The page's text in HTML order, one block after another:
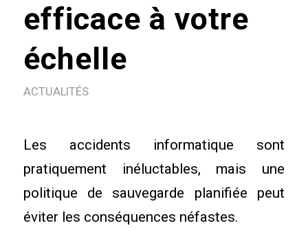
efficace à votre
échelle
ACTUALITÉS
Les accidents informatique sont
pratiquement inéluctables, mais une
politique de sauvegarde planifiée peut
éviter les conséquences néfastes.